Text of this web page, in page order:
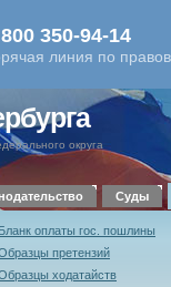
округа
Суды
Бланк оплаты гос. пошлины
претензий
ходатайств